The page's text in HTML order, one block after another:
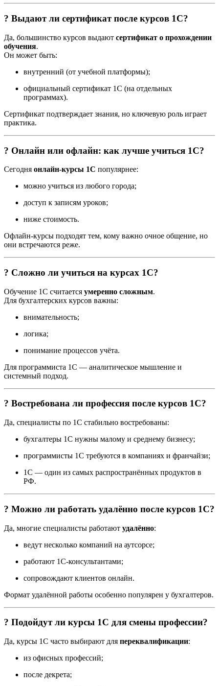
? Выдают ли сертификат после курсов 1С?
Да, большинство курсов выдают сертификат о прохождении
обучения.
Он может быть:
внутренний (от учебной платформы);
официальный сертификат 1С (на отдельных
программах).
Сертификат подтверждает знания, но ключевую роль играет
практика.
? Онлайн или офлайн: как лучше учиться 1С?
Сегодня онлайн-курсы 1С популярнее:
можно учиться из любого города;
доступ к записям уроков;
ниже стоимость.
Офлайн-курсы подходят тем, кому важно очное общение, но
они встречаются реже.
? Сложно ли учиться на курсах 1С?
Обучение 1С считается умеренно сложным.
Для бухгалтерских курсов важны:
внимательность;
логика;
понимание процессов учёта.
Для программиста 1С — аналитическое мышление и
системный подход.
? Востребована ли профессия после курсов 1С?
Да, специалисты по 1С стабильно востребованы:
бухгалтеры 1С нужны малому и среднему бизнесу;
программисты 1С требуются в компаниях и франчайзи;
1С — один из самых распространённых продуктов в
РФ.
? Можно ли работать удалённо после курсов 1С?
Да, многие специалисты работают удалённо:
ведут несколько компаний на аутсорсе;
работают 1С-консультантами;
сопровождают клиентов онлайн.
Формат удалённой работы особенно популярен у бухгалтеров.
? Подойдут ли курсы 1С для смены профессии?
Да, курсы 1С часто выбирают для переквалификации:
из офисных профессий;
после декрета;